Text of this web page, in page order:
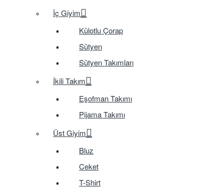
İç Giyim
Külotlu Çorap
Sütyen
Sütyen Takımları
İkili Takım
Eşofman Takımı
Pijama Takımı
Üst Giyim
Bluz
Ceket
T-Shirt